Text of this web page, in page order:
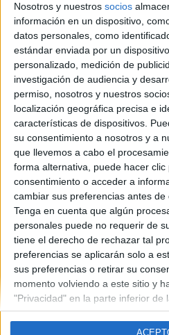
Nosotros y nuestros socios
información en un dispositivo,
datos personales, como
estándar enviada por un
personalizado, medición de
investigación de audiencia y
permiso, nosotros y nuestros
localización geográfica precisa e
características de dispositivos.
su consentimiento a nosotros y a
que llevemos a cabo el
forma alternativa, puede hacer clic
consentimiento o acceder a
cambiar sus preferencias antes de
Tenga en cuenta que algún
personales puede no requerir de
tiene el derecho de rechazar tal
preferencias se aplicarán solo a
sus preferencias o retirar su
momento volviendo a este sitio y
"Privacidad" en la parte inferior de
Comunidad:
Aragón
Año del examen:
2013
Mes de examen:
Junio
Asignatura:
Historia
Fichero Examen:
examen-selectividad-historia-
Quiénes somos|
Aviso legal|Politica de privacidad|
de
© 2003-2026Compás Mediterráneo
Madrid [ESPAÑA] -